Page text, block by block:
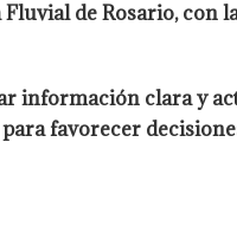
de Rosario,
información clara y
favorecer